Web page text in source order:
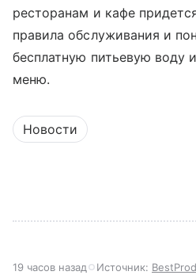
ресторанам и кафе
правила обслуживания и
бесплатную питьевую воду
меню.
Новости
19 часов назад Источник: